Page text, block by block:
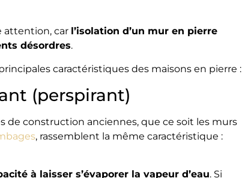
attention, car l’isolation d’un mur en pierre
désordres.
caractéristiques des maisons en pierre :
(perspirant)
de construction anciennes, que ce soit les murs
, rassemblent la même caractéristique :
à laisser s’évaporer la vapeur d’eau. Si